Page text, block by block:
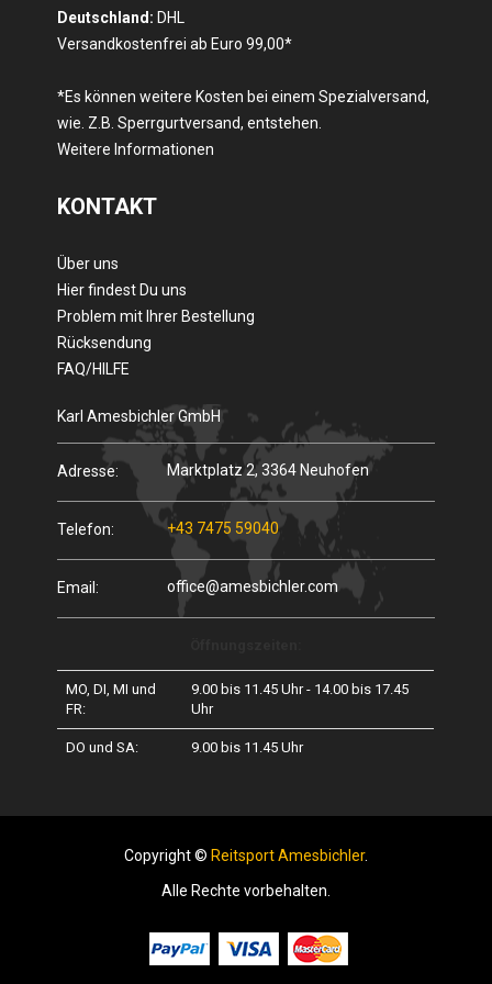
Deutschland: DHL
Versandkostenfrei ab Euro 99,00*
*Es können weitere Kosten bei einem Spezialversand,
wie. Z.B. Sperrgurtversand, entstehen.
Weitere Informationen
KONTAKT
Über uns
Hier findest Du uns
Problem mit Ihrer Bestellung
Rücksendung
FAQ/HILFE
Karl Amesbichler GmbH
Adresse: Marktplatz 2, 3364 Neuhofen
Telefon: +43 7475 59040
Email: office@amesbichler.com
MO, DI, MI und
FR:
9.00 bis 11.45 Uhr - 14.00 bis 17.45
Uhr
DO und SA: 9.00 bis 11.45 Uhr
Copyright © Reitsport Amesbichler.
Alle Rechte vorbehalten.